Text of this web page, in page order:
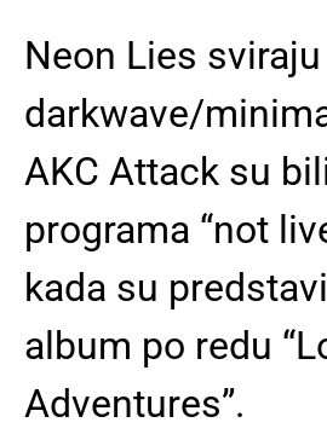
Neon Lies
darkwave/
AKC Attack su
programa “not
kada su
album po redu
Adventures”.